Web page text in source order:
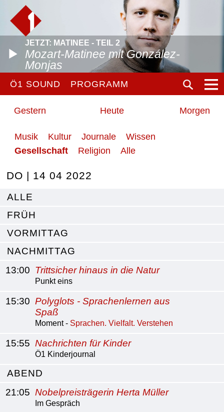
JETZT: MATINEE - TEIL 2
Mozart-Matinee mit González-
Monjas
Ö1 SOUND PROGRAMM
Gestern Heute Morgen
Musik Kultur Journale
Wissen
Gesellschaft
Religion Alle
DO | 14 04 2022
ALLE
FRÜH
VORMITTAG
NACHMITTAG
13:00 Trittsicher hinaus in die Natur
Punkt eins
15:30 Polyglots - Sprachenlernen aus
Spaß
Moment - Sprachen. Vielfalt. Verstehen
15:55 Nachrichten für Kinder
Ö1 Kinderjournal
ABEND
21:05 Nobelpreisträgerin Herta Müller
Im Gespräch